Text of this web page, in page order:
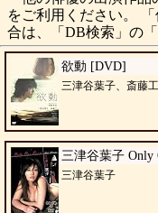
をご利用ください。
合は、「DB検索」の
欲動 [DVD]
三津谷葉子、斎藤
三津谷葉子 Only
三津谷葉子